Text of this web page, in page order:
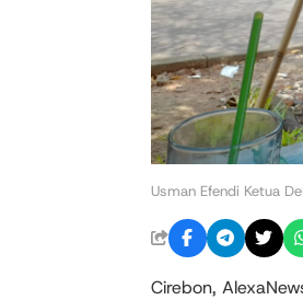
Usman Efendi Ketua
Cirebon,